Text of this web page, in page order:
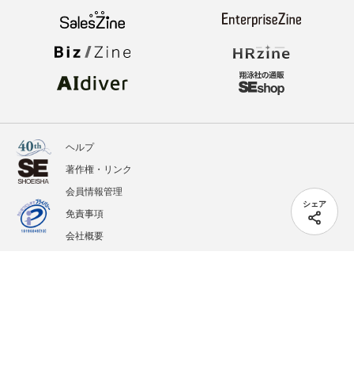
シェア
ヘルプ
著作権・リンク
会員情報管理
免責事項
会社概要